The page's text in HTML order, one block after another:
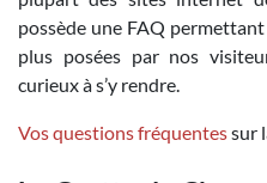
possède une FAQ
plus posées par nos
curieux à s’y rendre.
Vos questions fréquentessur